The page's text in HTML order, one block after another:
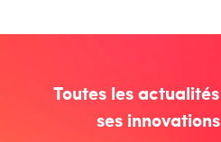
Toutes les
ses